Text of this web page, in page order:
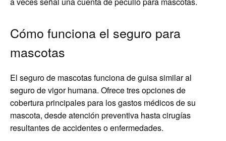
Cómo funciona el seguro para
mascotas
El seguro de mascotas funciona de guisa similar al
seguro de vigor humana. Ofrece tres opciones de
cobertura principales para los gastos médicos de su
mascota, desde atención preventiva hasta cirugías
resultantes de accidentes o enfermedades.